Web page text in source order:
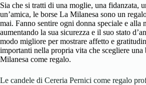
Sia che si tratti di una moglie, una fidanzata,
un’amica, le borse La Milanesa sono un
mai. Fanno sentire ogni donna speciale e alla
aumentando la sua sicurezza e il suo stato
modo migliore per mostrare affetto e
importanti nella propria vita che scegliere una
Milanesa come regalo.
Le candele di Cereria Pernici come regalo